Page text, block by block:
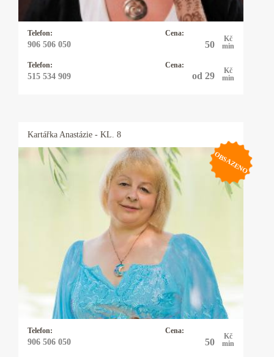
Telefon:
906 506 050
Cena:
50
Kč
min
Telefon:
515 534 909
Cena:
od 29
Kč
min
životě.
Kartářka Anastázie - KL. 8
OBSAZENO
Telefon:
906 506 050
Cena:
50
Kč
min
Kartářka Anastázie
Já Anastázie jsem přišla na tento svět s darem
lásky k lidem. Již jako malá jsem vnímala
duchovní svět. Víly a andělé byli mými
kamarády. Později, kdy jsem začala viděla
různé souvislosti mezi nebem a zemí, vždy byli
tito duchovní průvodci se mnou.